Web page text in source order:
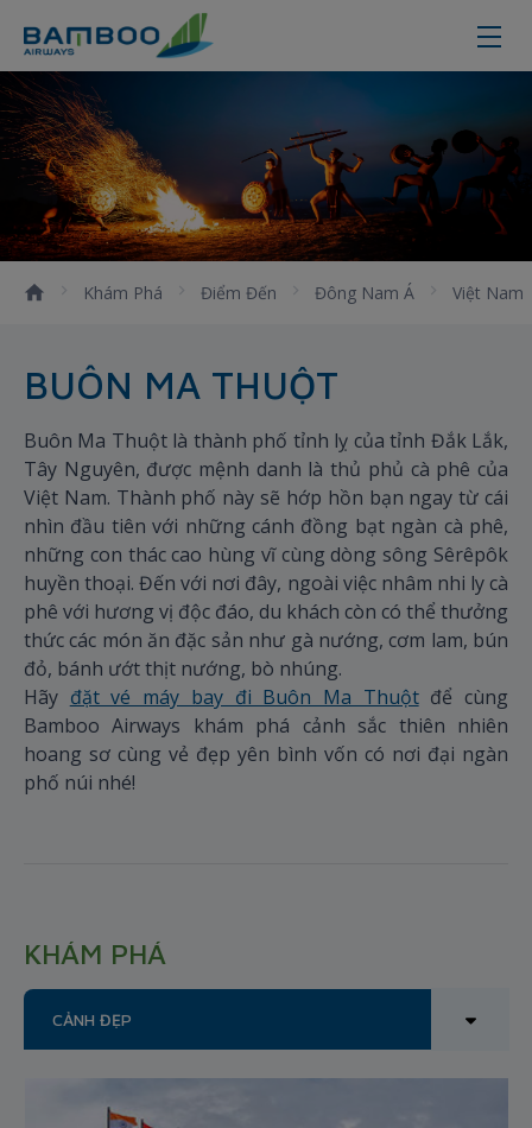
Kinh nghiệm du lịch Buôn Ma
Khám Phá Điểm Đến Đông Nam Á Việt Nam
BUÔN MA THUỘT
Buôn Ma Thuột là thành phố tỉnh lỵ của tỉnh Đắk Lắk,
Tây Nguyên, được mệnh danh là thủ phủ cà phê của
Việt Nam. Thành phố này sẽ hớp hồn bạn ngay từ cái
nhìn đầu tiên với những cánh đồng bạt ngàn cà phê,
những con thác cao hùng vĩ cùng dòng sông Sêrêpôk
huyền thoại. Đến với nơi đây, ngoài việc nhâm nhi ly cà
phê với hương vị độc đáo, du khách còn có thể thưởng
thức các món ăn đặc sản như gà nướng, cơm lam, bún
đỏ, bánh ướt thịt nướng, bò nhúng.
Hãy đặt vé máy bay đi Buôn Ma Thuộtđể cùng
Bamboo Airways khám phá cảnh sắc thiên nhiên
hoang sơ cùng vẻ đẹp yên bình vốn có nơi đại ngàn
phố núi nhé!
KHÁM PHÁ
CẢNH ĐẸP